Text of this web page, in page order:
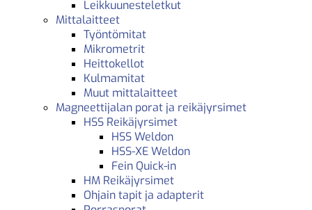
Leikkuunesteletkut
Mittalaitteet
Työntömitat
Mikrometrit
Heittokellot
Kulmamitat
Muut mittalaitteet
Magneettijalan porat ja reikäjyrsimet
HSS Reikäjyrsimet
HSS Weldon
HSS-XE Weldon
Fein Quick-in
HM Reikäjyrsimet
Ohjain tapit ja adapterit